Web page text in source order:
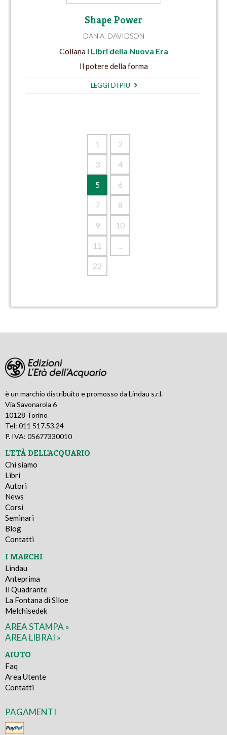
Shape Power
DAN A. DAVIDSON
Collana I Libri della Nuova Era
Il potere della forma
LEGGI DI PIÙ
1 2
3 4
5 6
7 8
9 10
11 ...
22
è un marchio distribuito e promosso da Lindau s.r.l.
Via Savonarola 6
10128 Torino
Tel: 011 517.53.24
P. IVA: 05677330010
L'ETÀ DELL'ACQUARIO
Chi siamo
Libri
Autori
News
Corsi
Seminari
Blog
Contatti
I MARCHI
Lindau
Anteprima
Il Quadrante
La Fontana di Siloe
Melchisedek
AREA STAMPA »
AREA LIBRAI »
AIUTO
Faq
Area Utente
Contatti
PAGAMENTI